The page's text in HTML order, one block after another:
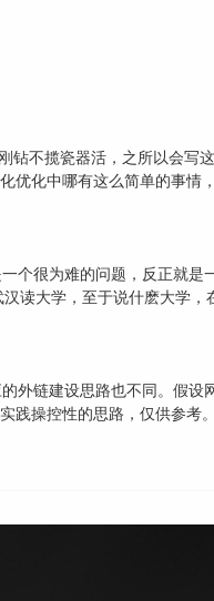
钻不揽瓷器活，之所以会写
优化中哪有这么简单的事情
个很为难的问题，反正就是
读大学，至于说什麽大学，
外链建设思路也不同。假设
践操控性的思路，仅供参考